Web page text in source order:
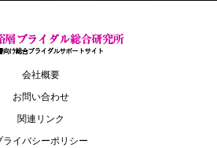
会社概要
お問い合わせ
関連リンク
ライバシーポリシー